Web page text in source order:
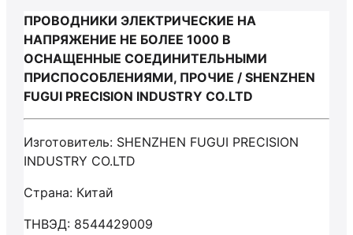
ПРОВОДНИКИ ЭЛЕКТРИЧЕСКИЕ НА
НАПРЯЖЕНИЕ НЕ БОЛЕЕ 1000 В
ОСНАЩЕННЫЕ СОЕДИНИТЕЛЬНЫМИ
ПРИСПОСОБЛЕНИЯМИ, ПРОЧИЕ / SHENZHEN
FUGUI PRECISION INDUSTRY CO.LTD
Изготовитель: SHENZHEN FUGUI PRECISION
INDUSTRY CO.LTD
Страна: Китай
ТНВЭД: 8544429009